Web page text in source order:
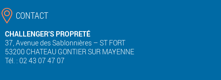
CONTACT
CHALLENGER’S PROPRETÉ
37, Avenue des Sablonnières – ST FORT
53200 CHATEAU GONTIER SUR MAYENNE
Tél. : 02 43 07 47 07